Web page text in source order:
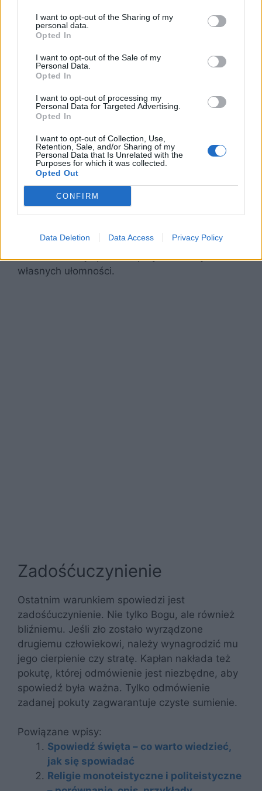
I want to opt-out of the Sharing of my
personal data.
Opted In
I want to opt-out of the Sale of my
Personal Data.
Opted In
I want to opt-out of processing my
Personal Data for Targeted Advertising.
Opted In
I want to opt-out of Collection, Use,
Retention, Sale, and/or Sharing of my
Personal Data that Is Unrelated with the
Purposes for which it was collected.
Opted Out
CONFIRM
Data Deletion Data Access Privacy Policy
grzechy. Aby miało sens, powinno być
określone w konkretny sposób i wyszczególniać
wyborem – konkretnie, wyborem dobrej drogi.
Powinno być ono szczere i uczciwe. Dzięki
stosowaniu się do tego punktu, można uniknąć
przywiązania do jednego grzechu, które może
być trudne do zwalczenia.
Szczera spowiedź
Podczas spowiedzi należy wyznać kapłanowi
wszystkie przewinienia. Powinna przeważyć
skrucha i chęć naprawienia relacji z Bogiem, a
będzie niekomfortowe. Niezbędna jest więc
modlitwa o siłę i pokorne przyznanie się do
własnych ułomności.
Zadośćuczynienie
Ostatnim warunkiem spowiedzi jest
zadośćuczynienie. Nie tylko Bogu, ale również
bliźniemu. Jeśli zło zostało wyrządzone
drugiemu człowiekowi, należy wynagrodzić mu
jego cierpienie czy stratę. Kapłan nakłada też
pokutę, której odmówienie jest niezbędne, aby
spowiedź była ważna. Tylko odmówienie
zadanej pokuty zagwarantuje czyste sumienie.
Powiązane wpisy:
Spowiedź święta – co warto wiedzieć,
jak się spowiadać
Religie monoteistyczne i politeistyczne